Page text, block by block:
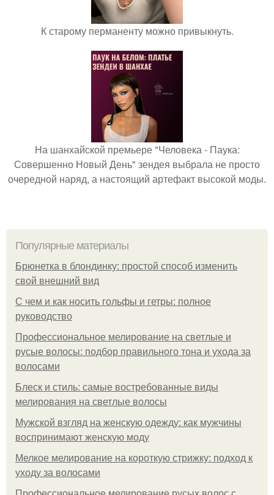
К старому перманенту можно привыкнуть.
На шанхайской премьере "Человека - Паука:
Совершенно Новый День" зендея выбрала не просто
очередной наряд, а настоящий артефакт высокой моды.
Популярные материалы
Брюнетка в блондинку: простой способ изменить
свой внешний вид
С чем и как носить гольфы и гетры: полное
руководство
Профессиональное мелирование на светлые и
русые волосы: подбор правильного тона и ухода за
волосами
Блеск и стиль: самые востребованные виды
мелирования на светлые волосы
Мужской взгляд на женскую одежду: как мужчины
воспринимают женскую моду
Мелкое мелирование на короткую стрижку: подход к
уходу за волосами